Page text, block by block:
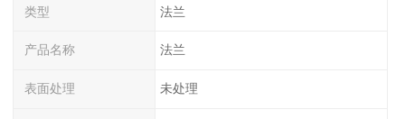
类型 法兰
产品名称 法兰
表面处理 未处理